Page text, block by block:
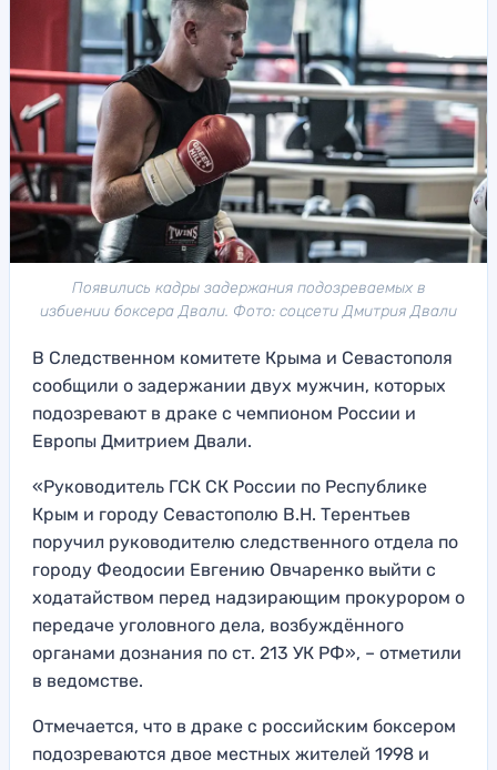
Появились кадры задержания подозреваемых в
избиении боксера Двали. Фото: соцсети Дмитрия Двали
В Следственном комитете Крыма и Севастополя
сообщили о задержании двух мужчин, которых
подозревают в драке с чемпионом России и
Европы Дмитрием Двали.
«Руководитель ГСК СК России по Республике
Крым и городу Севастополю В.Н. Терентьев
поручил руководителю следственного отдела по
городу Феодосии Евгению Овчаренко выйти с
ходатайством перед надзирающим прокурором о
передаче уголовного дела, возбуждённого
органами дознания по ст. 213 УК РФ», – отметили
в ведомстве.
Отмечается, что в драке с российским боксером
подозреваются двое местных жителей 1998 и